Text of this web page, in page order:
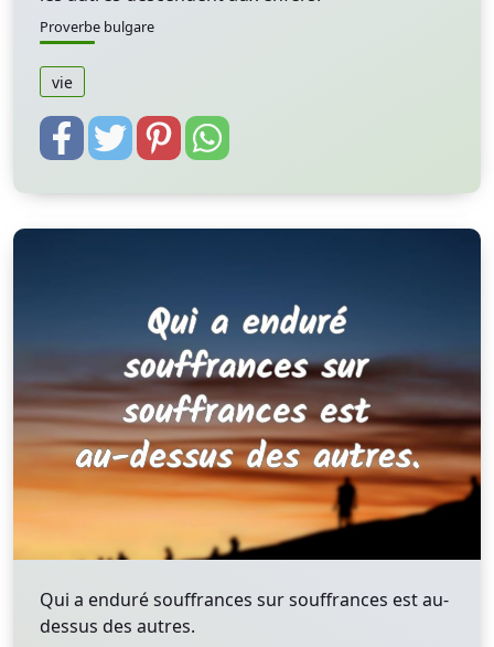
Proverbe bulgare
vie
Qui a enduré souffrances sur souffrances est au-
dessus des autres.